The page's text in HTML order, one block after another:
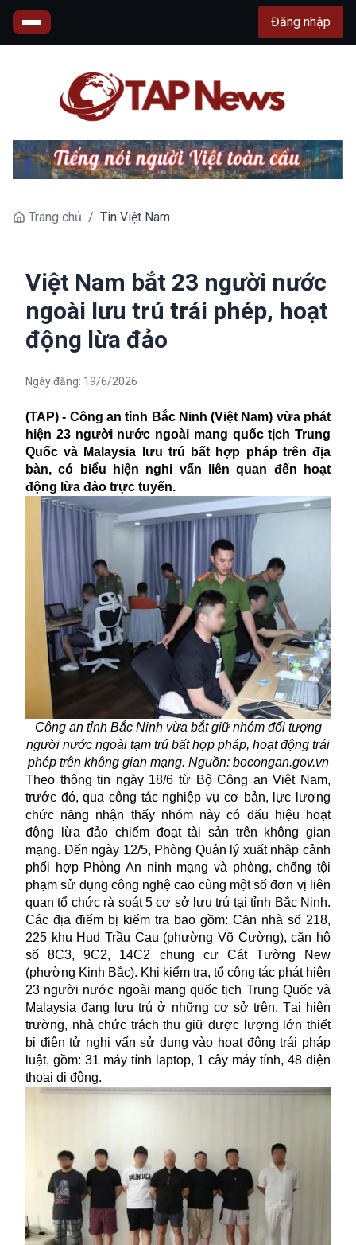
Đăng nhập
Trang chủ / Tin Việt Nam
Việt Nam bắt 23 người nước
ngoài lưu trú trái phép, hoạt
động lừa đảo
Ngày đăng: 19/6/2026
(TAP) - Công an tỉnh Bắc Ninh (Việt Nam) vừa phát
hiện 23 người nước ngoài mang quốc tịch Trung
Quốc và Malaysia lưu trú bất hợp pháp trên địa
bàn, có biểu hiện nghi vấn liên quan đến hoạt
động lừa đảo trực tuyến.
Công an tỉnh Bắc Ninh vừa bắt giữ nhóm đối tượng
người nước ngoài tạm trú bất hợp pháp, hoạt động trái
phép trên không gian mạng. Nguồn: bocongan.gov.vn
Theo thông tin ngày 18/6 từ Bộ Công an Việt Nam,
trước đó, qua công tác nghiệp vụ cơ bản, lực lượng
chức năng nhận thấy nhóm này có dấu hiệu
hoạt
động lừa đảo chiếm đoạt tài sản trên không gian
mạng. Đến ngày 12/5, Phòng Quản lý xuất nhập cảnh
phối hợp Phòng An ninh mạng và phòng, chống tội
phạm sử dụng công nghệ cao cùng một số đơn vị liên
quan tổ chức rà soát 5 cơ sở lưu trú tại tỉnh Bắc Ninh.
Các địa điểm bị kiểm tra bao gồm: Căn nhà số 218,
225 khu Hud Trầu Cau (phường Võ Cường), căn hộ
số 8C3, 9C2, 14C2 chung cư Cát Tường New
(phường Kinh Bắc). Khi kiểm tra, tổ công tác phát hiện
23 người nước ngoài mang quốc tịch Trung Quốc và
Malaysia đang lưu trú ở những cơ sở trên. Tại hiện
trường, nhà chức trách thu giữ được lượng lớn thiết
bị điện tử nghi vấn sử dụng vào hoạt động trái pháp
luật, gồm: 31 máy tính laptop, 1 cây máy tính, 48 điện
thoại di động.